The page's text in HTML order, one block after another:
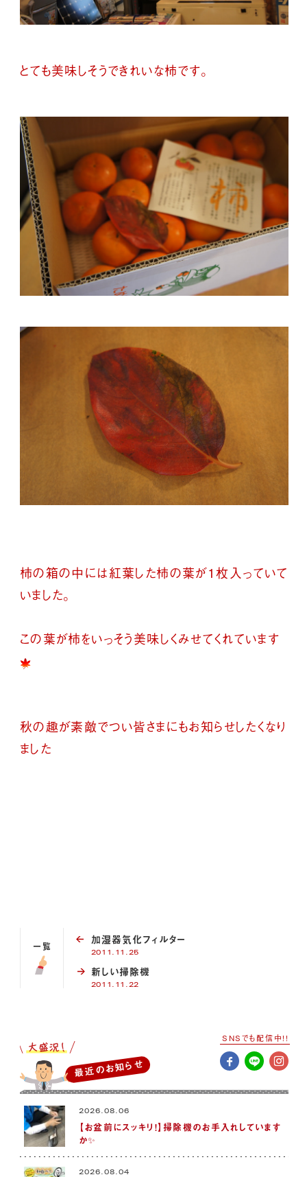
とても美味しそうできれいな柿です。
柿の箱の中には紅葉した柿の葉が1枚入っていて
いました。
この葉が柿をいっそう美味しくみせてくれています
秋の趣が素敵でつい皆さまにもお知らせしたくなり
ました
一覧 加湿器気化フィルター
2011.11.25
新しい掃除機
2011.11.22
最近のお知らせ
2026.08.06
【お盆前にスッキリ！】掃除機のお手入れしています
か✨
2026.08.04
SNSでも配信中!!